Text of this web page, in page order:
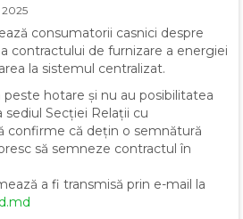
2025
consumatorii casnici despre
contractului de furnizare a energiei
la sistemul centralizat.
peste hotare și nu au posibilitatea
Secției Relații cu
confirme că dețin o semnătură
să semneze contractul în
a fi transmisă prin e-mail la